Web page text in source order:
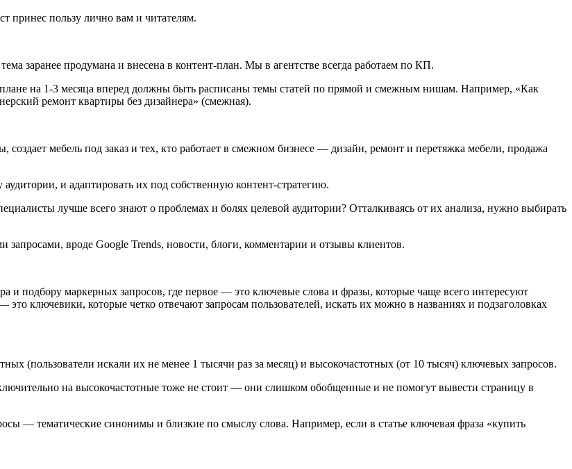
принес пользу лично вам и читателям.
заранее продумана и внесена в контент-план. Мы в агентстве всегда работаем по КП.
плане на 1-3 месяца вперед должны быть расписаны темы статей по прямой и смежным нишам. Например, «Как
ремонт квартиры без дизайнера» (смежная).
создает мебель под заказ и тех, кто работает в смежном бизнесе ― дизайн, ремонт и перетяжка мебели, продажа
и адаптировать их под собственную контент-стратегию.
лучше всего знают о проблемах и болях целевой аудитории? Отталкиваясь от их анализа, нужно выбирать
запросами, вроде Google Trends, новости, блоги, комментарии и отзывы клиентов.
и подбору маркерных запросов, где первое ― это ключевые слова и фразы, которые чаще всего интересуют
это ключевики, которые четко отвечают запросам пользователей, искать их можно в названиях и подзаголовках
(пользователи искали их не менее 1 тысячи раз за месяц) и высокочастотных (от 10 тысяч) ключевых запросов.
на высокочастотные тоже не стоит ― они слишком обобщенные и не помогут вывести страницу в
― тематические синонимы и близкие по смыслу слова. Например, если в статье ключевая фраза «купить